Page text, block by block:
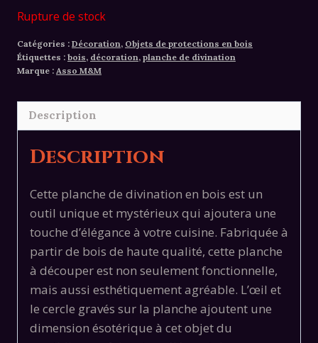
Rupture de stock
Catégories : Décoration, Objets de protections en bois
Étiquettes : bois, décoration, planche de divination
Marque : Asso M&M
Description
Description
Cette planche de divination en bois est un
outil unique et mystérieux qui ajoutera une
touche d’élégance à votre cuisine. Fabriquée à
partir de bois de haute qualité, cette planche
à découper est non seulement fonctionnelle,
mais aussi esthétiquement agréable. L’œil et
le cercle gravés sur la planche ajoutent une
dimension ésotérique à cet objet du